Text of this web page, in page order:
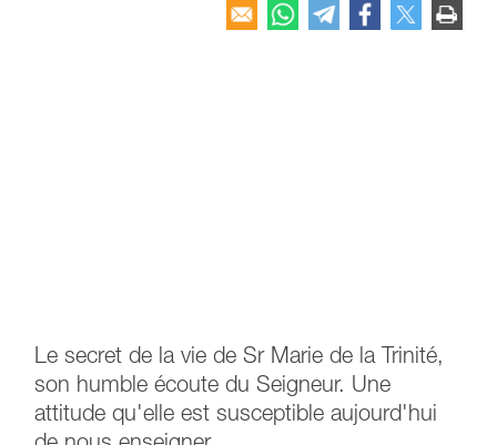
Le secret de la vie de Sr Marie de la Trinité,
son humble écoute du Seigneur. Une
attitude qu'elle est susceptible aujourd'hui